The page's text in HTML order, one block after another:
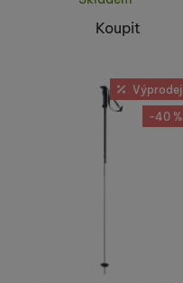
Koupit
Výprodej
-40 %